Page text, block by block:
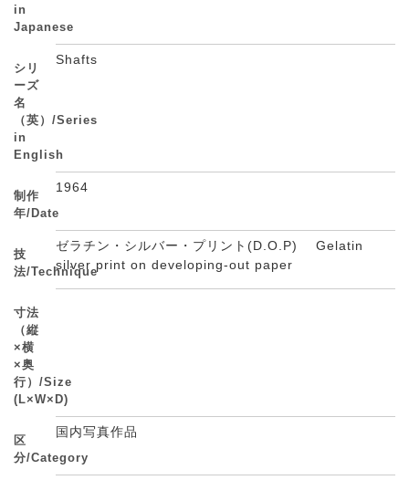
in
Japanese
シリ
ーズ
名
（英）/Series
in
English
Shafts
制作
年/Date
1964
技
法/Technique
ゼラチン・シルバー・プリント(D.O.P) Gelatin
silver print on developing-out paper
寸法
（縦
×横
×奥
行）/Size
(L×W×D)
区
分/Category
国内写真作品